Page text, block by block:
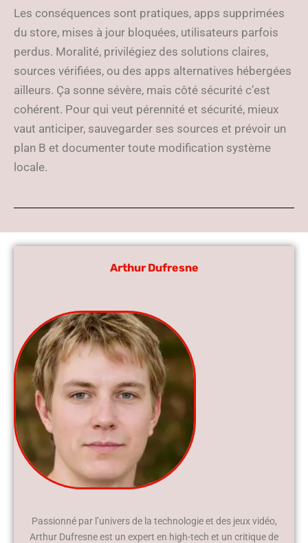
Les conséquences sont pratiques, apps supprimées
du store, mises à jour bloquées, utilisateurs parfois
perdus. Moralité, privilégiez des solutions claires,
sources vérifiées, ou des apps alternatives hébergées
ailleurs. Ça sonne sévère, mais côté sécurité c’est
cohérent. Pour qui veut pérennité et sécurité, mieux
vaut anticiper, sauvegarder ses sources et prévoir un
plan B et documenter toute modification système
locale.
Arthur Dufresne
Passionné par l’univers de la technologie et des jeux vidéo,
Arthur Dufresne est un expert en high-tech et un critique de